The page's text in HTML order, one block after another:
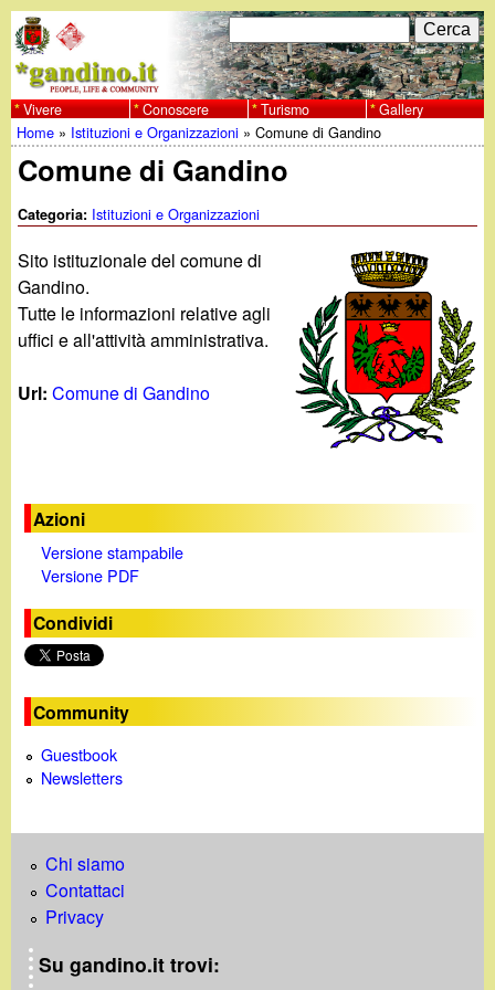
al
contenuto
principale
w
w
w
.
g
a
d
n
o
F
o
r
m
d
i
r
i
c
C
e
r
c
a
Vivere Conoscere Turismo Gallery
Tu
sei
qui
Home » Istituzioni e Organizzazioni »Comune di Gandino
Comune di Gandino
Categoria: Istituzioni e Organizzazioni
Sito istituzionale del comune di
Gandino.
Tutte le informazioni relative agli
uffici e all'attività amministrativa.
Url:Comune di Gandino
Azioni
Versione stampabile
Versione PDF
Condividi
Community
Guestbook
Newsletters
Chi siamo
Contattaci
Privacy
Su gandino.it trovi: